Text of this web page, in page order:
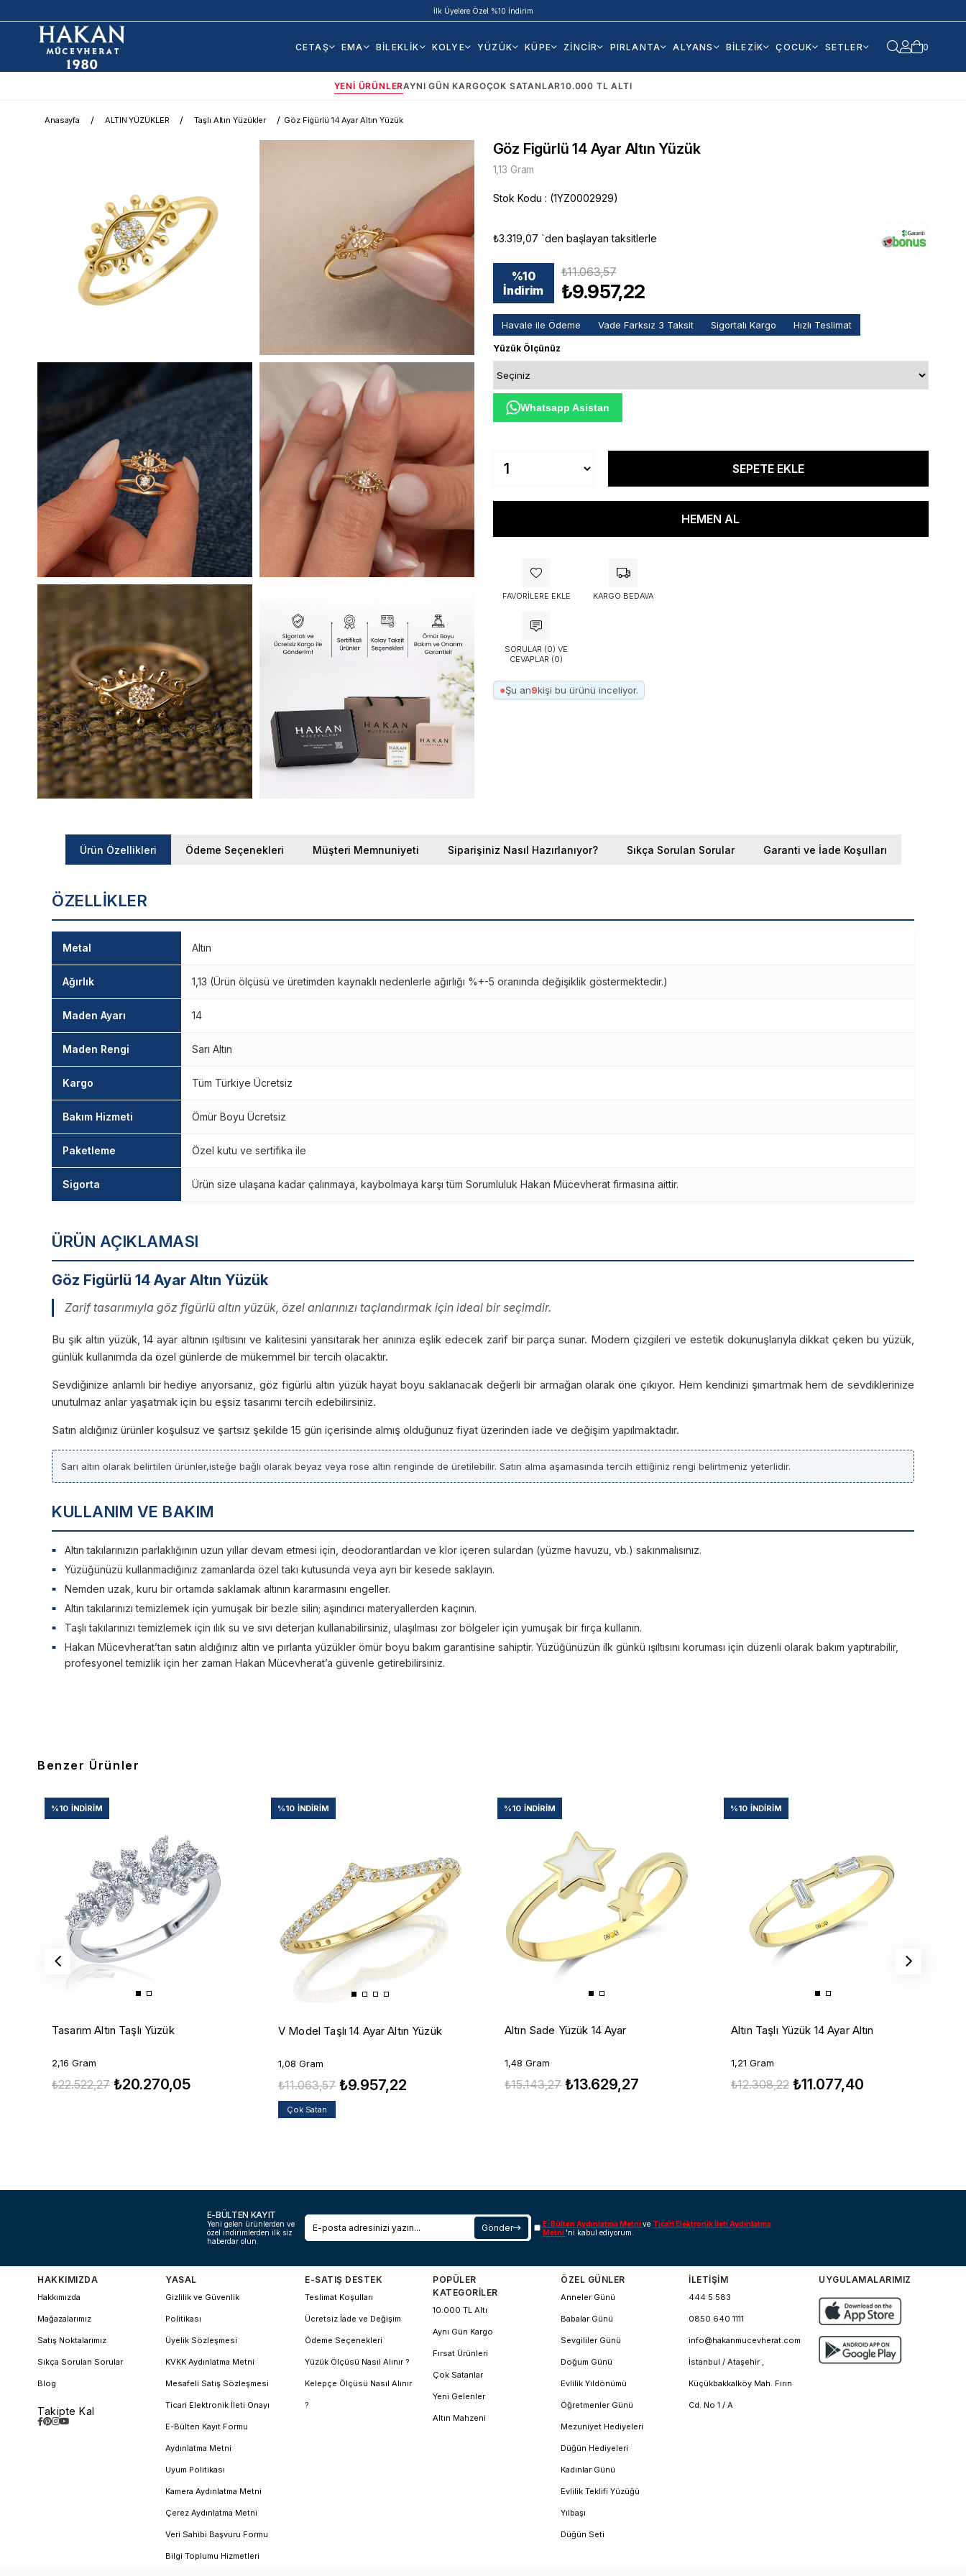
İlk Üyelere Özel %10 İndirim
CETAŞ EMA BİLEKLİK KOLYE YÜZÜK KÜPE ZİNCİR PIRLANTA ALYANS BİLEZİK ÇOCUK SETLER 0
YENI ÜRÜNLERAYNI GÜN KARGOÇOK SATANLAR10.000 TL ALTI
Anasayfa ALTIN YÜZÜKLER Taşlı Altın Yüzükler Göz Figürlü 14 Ayar Altın Yüzük
Göz Figürlü 14 Ayar Altın Yüzük
1,13 Gram
Stok Kodu (1YZ0002929)
₺3.319,07 `den başlayan taksitlerle
%10
İndirim
₺11.063,57
₺9.957,22
Havale ile Ödeme Vade Farksız 3 Taksit Sigortalı Kargo Hızlı Teslimat
Yüzük Ölçünüz
Whatsapp Asistan
FAVORILERE EKLE KARGO BEDAVA
SORULAR (0) VE
CEVAPLAR (0)
●Şu an9kişi bu ürünü inceliyor.
Ürün Özellikleri Ödeme Seçenekleri Müşteri Memnuniyeti Siparişiniz Nasıl Hazırlanıyor? Sıkça Sorulan Sorular Garanti ve İade Koşulları
ÜRÜN AÇIKLAMASI
Göz Figürlü 14 Ayar Altın Yüzük
Zarif tasarımıyla göz figürlü altın yüzük, özel anlarınızı taçlandırmak için ideal bir seçimdir.
Bu şık altın yüzük, 14 ayar altının ışıltısını ve kalitesini yansıtarak her anınıza eşlik edecek zarif bir parça sunar. Modern çizgileri ve estetik dokunuşlarıyla dikkat çeken bu yüzük,
günlük kullanımda da özel günlerde de mükemmel bir tercih olacaktır.
Sevdiğinize anlamlı bir hediye arıyorsanız, göz figürlü altın yüzük hayat boyu saklanacak değerli bir armağan olarak öne çıkıyor. Hem kendinizi şımartmak hem de sevdiklerinize
unutulmaz anlar yaşatmak için bu eşsiz tasarımı tercih edebilirsiniz.
Satın aldığınız ürünler koşulsuz ve şartsız şekilde 15 gün içerisinde almış olduğunuz fiyat üzerinden iade ve değişim yapılmaktadır.
Sarı altın olarak belirtilen ürünler,isteğe bağlı olarak beyaz veya rose altın renginde de üretilebilir. Satın alma aşamasında tercih ettiğiniz rengi belirtmeniz yeterlidir.
ÖZELLIKLER
Metal Altın
Ağırlık 1,13 (Ürün ölçüsü ve üretimden kaynaklı nedenlerle ağırlığı %+-5 oranında değişiklik göstermektedir.)
Maden Ayarı 14
Maden Rengi Sarı Altın
Kargo Tüm Türkiye Ücretsiz
Bakım Hizmeti Ömür Boyu Ücretsiz
Paketleme Özel kutu ve sertifika ile
Sigorta Ürün size ulaşana kadar çalınmaya, kaybolmaya karşı tüm Sorumluluk Hakan Mücevherat firmasına aittir.
KULLANIM VE BAKIM
Altın takılarınızın parlaklığının uzun yıllar devam etmesi için, deodorantlardan ve klor içeren sulardan (yüzme havuzu, vb.) sakınmalısınız.
Yüzüğünüzü kullanmadığınız zamanlarda özel takı kutusunda veya ayrı bir kesede saklayın.
Nemden uzak, kuru bir ortamda saklamak altının kararmasını engeller.
Altın takılarınızı temizlemek için yumuşak bir bezle silin; aşındırıcı materyallerden kaçının.
Taşlı takılarınızı temizlemek için ılık su ve sıvı deterjan kullanabilirsiniz, ulaşılması zor bölgeler için yumuşak bir fırça kullanın.
Hakan Mücevherat’tan satın aldığınız altın ve pırlanta yüzükler ömür boyu bakım garantisine sahiptir. Yüzüğünüzün ilk günkü ışıltısını koruması için düzenli olarak bakım yaptırabilir,
profesyonel temizlik için her zaman Hakan Mücevherat’a güvenle getirebilirsiniz.
Benzer Ürünler
Tasarım Altın Taşlı Yüzük
2,16 Gram
₺20.270,05
₺22.522,27
%10 İNDIRIM
V Model Taşlı 14 Ayar Altın Yüzük
1,08 Gram
₺9.957,22
₺11.063,57
Çok Satan
%10 İNDIRIM
Altın Sade Yüzük 14 Ayar
1,48 Gram
₺13.629,27
₺15.143,27
%10 İNDIRIM
Altın Taşlı Yüzük 14 Ayar Altın
1,21 Gram
₺11.077,40
₺12.308,22
%10 İNDIRIM
E-BÜLTEN KAYIT
Yeni gelen ürünlerden ve
özel indirimlerden ilk siz
haberdar olun.
Gönder E-Bülten Aydınlatma Metnive Ticari Elektronik İleti Aydınlatma
Metni 'ni kabul ediyorum.
HAKKIMIZDA
Hakkımızda
Mağazalarımız
Satış Noktalarımız
Sıkça Sorulan Sorular
Blog
Takipte Kal
YASAL
Gizlilik ve Güvenlik
Politikası
Üyelik Sözleşmesi
KVKK Aydınlatma Metni
Mesafeli Satış Sözleşmesi
Ticari Elektronik İleti Onayı
E-Bülten Kayıt Formu
Aydınlatma Metni
Uyum Politikası
Kamera Aydınlatma Metni
Çerez Aydınlatma Metni
Veri Sahibi Başvuru Formu
Bilgi Toplumu Hizmetleri
E-SATIŞ DESTEK
Teslimat Koşulları
Ücretsiz İade ve Değişim
Ödeme Seçenekleri
Yüzük Ölçüsü Nasıl Alınır ?
Kelepçe Ölçüsü Nasıl Alınır
?
POPÜLER
KATEGORİLER
10.000 TL Altı
Aynı Gün Kargo
Fırsat Ürünleri
Çok Satanlar
Yeni Gelenler
Altın Mahzeni
ÖZEL GÜNLER
Anneler Günü
Babalar Günü
Sevgililer Günü
Doğum Günü
Evlilik Yıldönümü
Öğretmenler Günü
Mezuniyet Hediyeleri
Düğün Hediyeleri
Kadınlar Günü
Evlilik Teklifi Yüzüğü
Yılbaşı
Düğün Seti
İLETİŞİM
444 5 583
0850 640 1111
info@hakanmucevherat.com
İstanbul / Ataşehir ,
Küçükbakkalköy Mah. Fırın
Cd. No 1 / A
UYGULAMALARIMIZ